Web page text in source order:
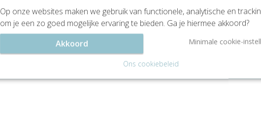
Plan een gratis rondleiding
Op onze websites maken we gebruik van functionele, analytische en
om je een zo goed mogelijke ervaring te bieden. Ga je hiermee akkoord?
Akkoord
Minimale cookie-
Ons cookiebeleid